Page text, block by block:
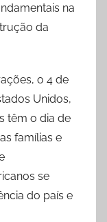
na
da
o 4 de
Unidos,
têm o dia de
famílias e
se
do país e